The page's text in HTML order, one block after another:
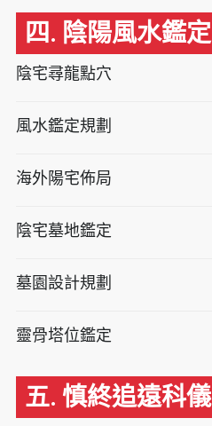
四. 陰陽風水鑑定
陰宅尋龍點穴
風水鑑定規劃
海外陽宅佈局
陰宅墓地鑑定
墓園設計規劃
靈骨塔位鑑定
五. 慎終追遠科儀